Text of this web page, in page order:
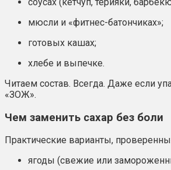
мюсли и «фитнес-батончиках»;
готовых кашах;
хлебе и выпечке.
Читаем состав. Всегда. Даже если
«ЗОЖ».
Чем заменить сахар без боли
Практические варианты,
ягоды (свежие или